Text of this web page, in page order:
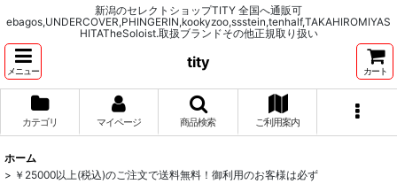
新潟のセレクトショップTITY 全国へ通販可
ebagos,UNDERCOVER,PHINGERIN,kookyzoo,ssstein,tenhalf,TAKAHIROMIYAS
HITATheSoloist.取扱ブランドその他正規取り扱い
メニュー
tity
カート
カテゴリ マイページ 商品検索 ご利用案内
ホーム
> ￥25000以上(税込)のご注文で送料無料！御利用のお客様は必ず